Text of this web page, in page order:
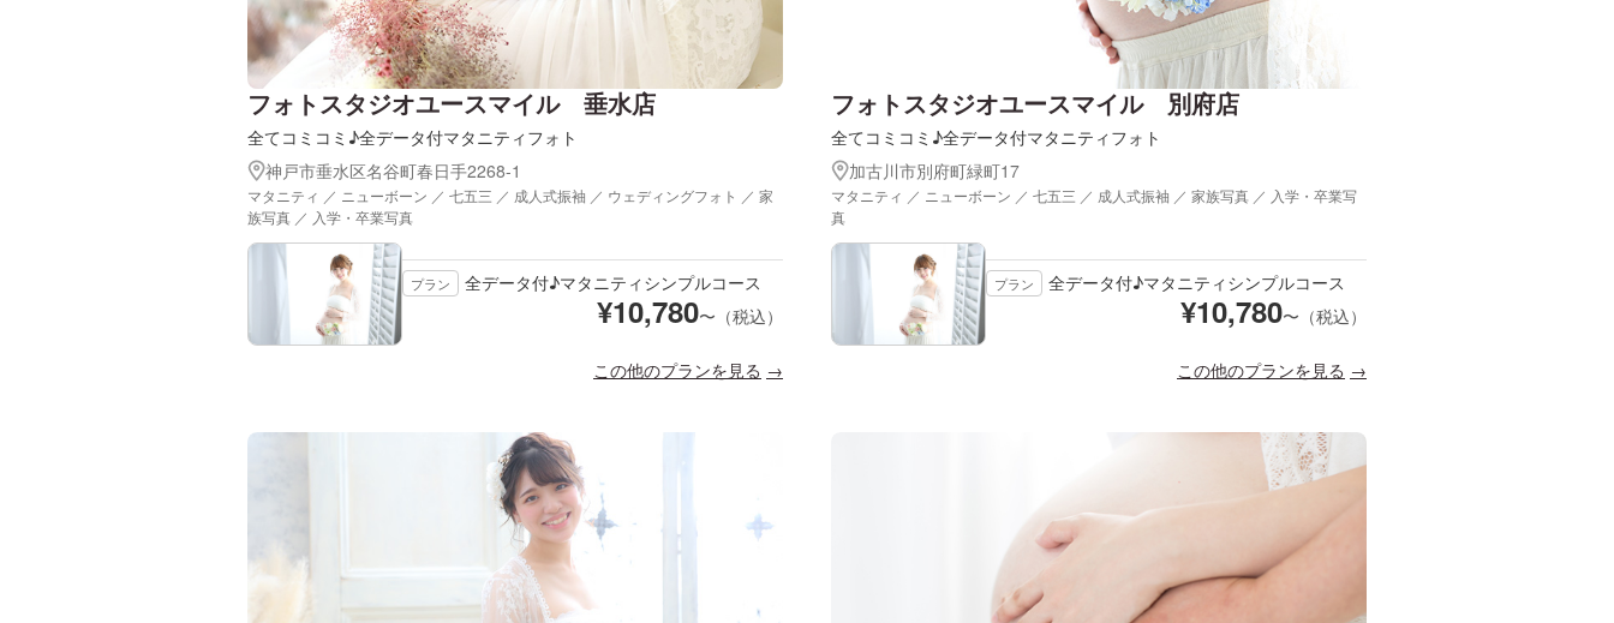
フォトスタジオユースマイル 垂水店
全てコミコミ♪全データ付マタニティフォト
神戸市垂水区名谷町春日手2268-1
マタニティ ／ ニューボーン ／ 七五三 ／ 成人式振袖 ／ ウェディングフォト ／ 家
族写真 ／ 入学・卒業写真
プラン 全データ付♪マタニティシンプルコース
¥10,780〜（税込）
この他のプランを見る
フォトスタジオユースマイル 別府店
全てコミコミ♪全データ付マタニティフォト
加古川市別府町緑町17
マタニティ ／ ニューボーン ／ 七五三 ／ 成人式振袖 ／ 家族写真 ／ 入学・卒業写
真
プラン 全データ付♪マタニティシンプルコース
¥10,780〜（税込）
この他のプランを見る